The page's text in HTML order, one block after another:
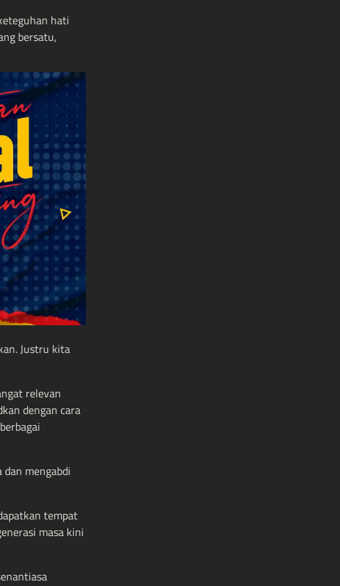
hati
bersatu,
Justru kita
relevan
dengan cara
mengabdi
tempat
masa kini